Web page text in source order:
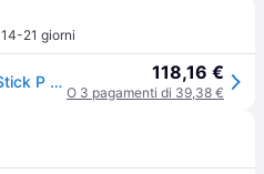
14-21 giorni
Thrustmaster SimTask FarmStick P (PC, PS5), Controller gaming, Nero, Grigio 118,16 €
O 3 pagamenti di 39,38 €